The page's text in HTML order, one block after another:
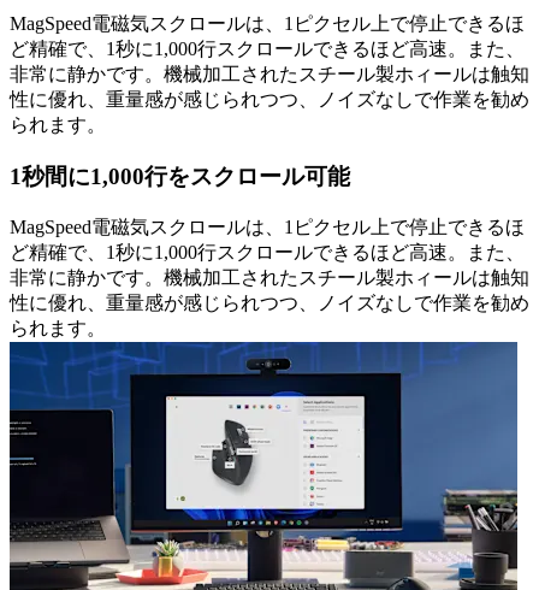
MagSpeed電磁気スクロールは、1ピクセル上で停止できるほ
ど精確で、1秒に1,000行スクロールできるほど高速。また、
非常に静かです。機械加工されたスチール製ホィールは触知
性に優れ、重量感が感じられつつ、ノイズなしで作業を勧め
られます。
1秒間に1,000行をスクロール可能
MagSpeed電磁気スクロールは、1ピクセル上で停止できるほ
ど精確で、1秒に1,000行スクロールできるほど高速。また、
非常に静かです。機械加工されたスチール製ホィールは触知
性に優れ、重量感が感じられつつ、ノイズなしで作業を勧め
られます。